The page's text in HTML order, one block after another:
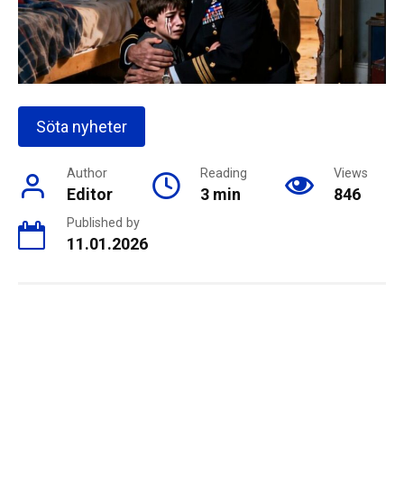
Söta nyheter
Author
Editor
Reading
3 min
Views
846
Published by
11.01.2026